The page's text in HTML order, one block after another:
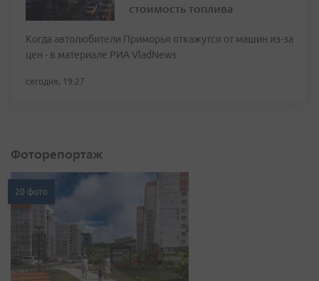
стоимость топлива
Когда автолюбители Приморья откажутся от машин из-за
цен - в материале РИА VladNews
сегодня, 19:27
Фоторепортаж
20 фото